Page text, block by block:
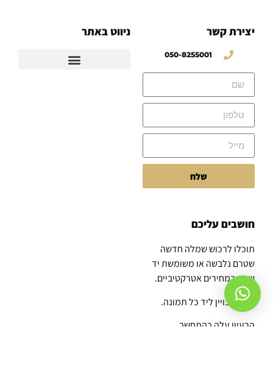
יצירת קשר
050-8255001
שלח
ניווט באתר
חושבים עליכם
תוכלו לרכוש שמלה חדשה
שטרם נלבשה או משומשת יד
שניה במחירים אטרקטיביים.
הדבר יצויין ליד כל תמונה.
הרעיון עלה בהתחשב